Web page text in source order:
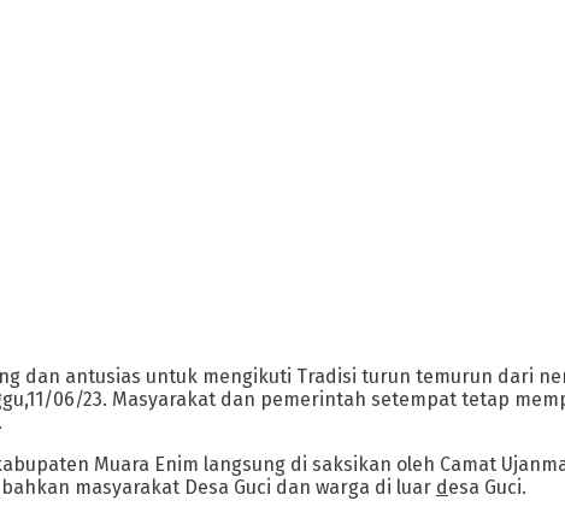
dan antusias untuk mengikuti Tradisi turun temurun dari
06/23. Masyarakat dan pemerintah setempat tetap
Muara Enim langsung di saksikan oleh Camat
masyarakat Desa Guci dan warga di luar desa Guci.